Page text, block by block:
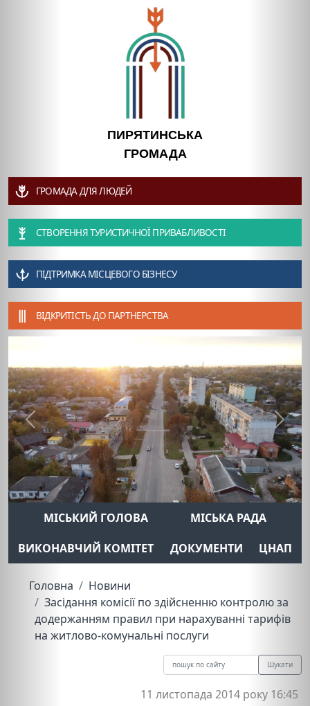
ПИРЯТИНСЬКА
ГРОМАДА
ГРОМАДА ДЛЯ ЛЮДЕЙ
СТВОРЕННЯ ТУРИСТИЧНОЇ ПРИВАБЛИВОСТІ
ПІДТРИМКА МІСЦЕВОГО БІЗНЕСУ
ВІДКРИТІСТЬ ДО ПАРТНЕРСТВА
Previous Next
МІСЬКИЙ ГОЛОВА
МІСЬКА РАДА
ВИКОНАВЧИЙ КОМІТЕТ
ДОКУМЕНТИ ЦНАП
Головна
Новини
Засідання комісії по здійсненню контролю за
додержанням правил при нарахуванні тарифів
на житлово-комунальні послуги
Шукати
11 листопада 2014 року 16:45